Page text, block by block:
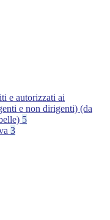
e autorizzati ai
e non dirigenti) (da
5
3